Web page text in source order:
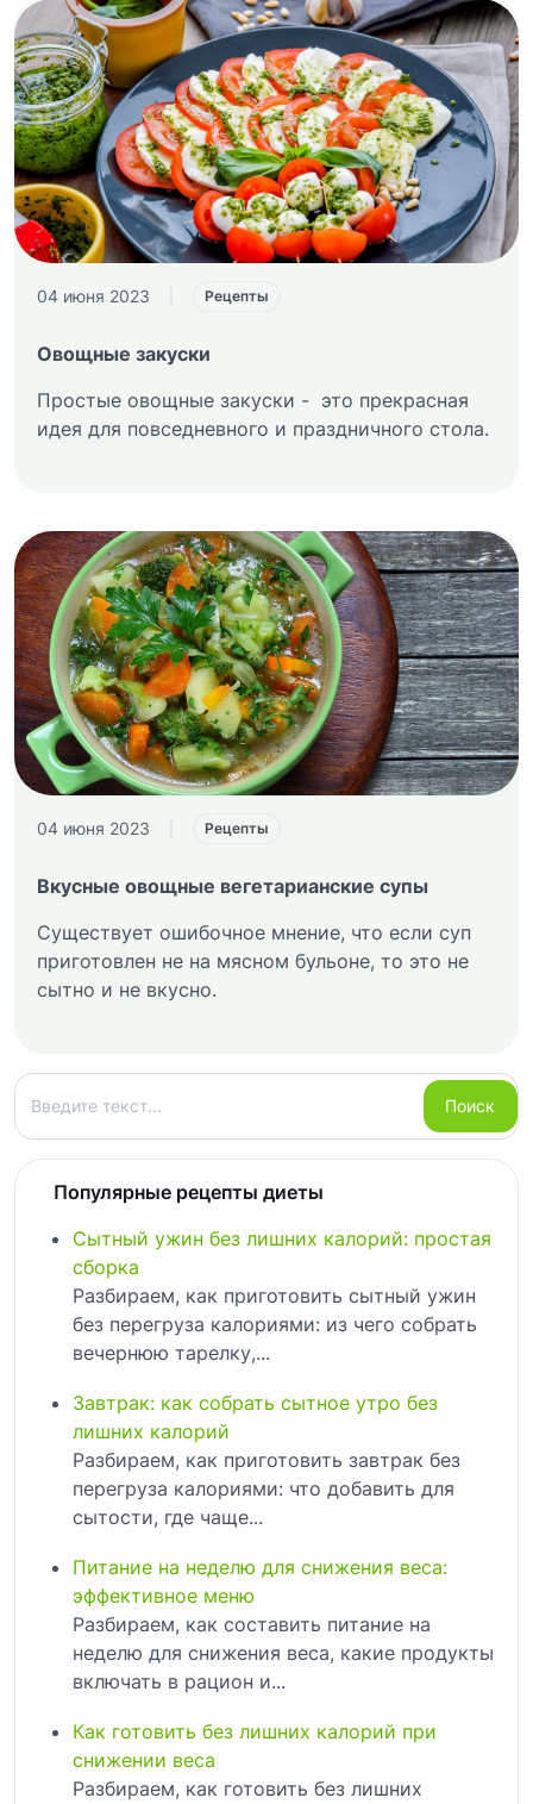
04 июня 2023 Рецепты
Овощные закуски
Простые овощные закуски - это прекрасная
идея для повседневного и праздничного стола.
04 июня 2023 Рецепты
Вкусные овощные вегетарианские супы
Существует ошибочное мнение, что если суп
приготовлен не на мясном бульоне, то это не
сытно и не вкусно.
Поиск
Поиск
Популярные рецепты диеты
Сытный ужин без лишних калорий: простая
сборка
Разбираем, как приготовить сытный ужин
без перегруза калориями: из чего собрать
вечернюю тарелку,...
Завтрак: как собрать сытное утро без
лишних калорий
Разбираем, как приготовить завтрак без
перегруза калориями: что добавить для
сытости, где чаще...
Питание на неделю для снижения веса:
эффективное меню
Разбираем, как составить питание на
неделю для снижения веса, какие продукты
включать в рацион и...
Как готовить без лишних калорий при
снижении веса
Разбираем, как готовить без лишних